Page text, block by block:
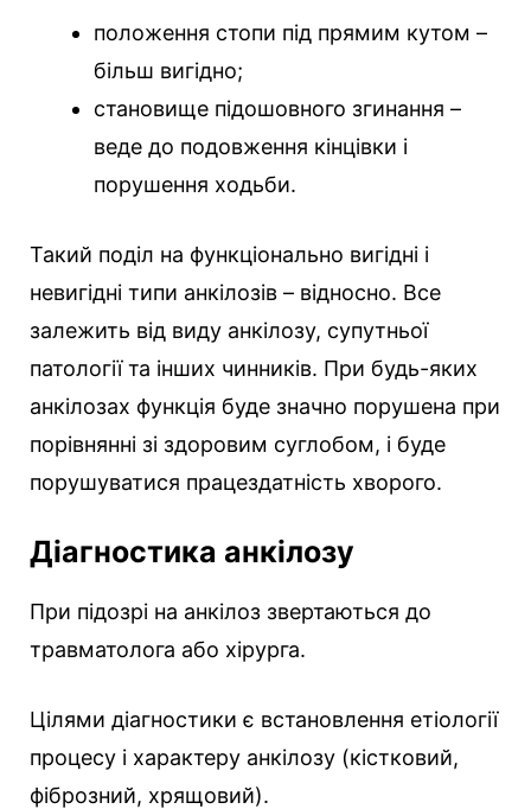
положення стопи під прямим кутом –
більш вигідно;
становище підошовного згинання –
веде до подовження кінцівки і
порушення ходьби.
Такий поділ на функціонально вигідні і
невигідні типи анкілозів – відносно. Все
залежить від виду анкілозу, супутньої
патології та інших чинників. При будь-яких
анкілозах функція буде значно порушена при
порівнянні зі здоровим суглобом, і буде
порушуватися працездатність хворого.
Діагностика анкілозу
При підозрі на анкілоз звертаються до
травматолога або хірурга.
Цілями діагностики є встановлення етіології
процесу і характеру анкілозу (кістковий,
фіброзний, хрящовий).